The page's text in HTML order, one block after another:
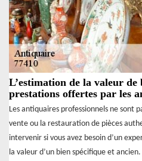
L’estimation de la valeur de
prestations offertes par les
Les antiquaires professionnels ne sont
vente ou la restauration de pièces
intervenir si vous avez besoin d’un
la valeur d’un bien spécifique et